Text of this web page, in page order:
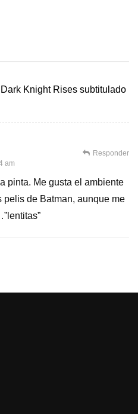
Knight Rises subtitulado
am
pinta. Me gusta el ambiente
pelis de Batman, aunque me
Responder